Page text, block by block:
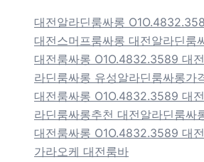
대전알라딘룸싸롱
대전스머프룸싸롱 대전알라딘룸
대전룸싸롱 O1O.4832.3589 대
라딘룸싸롱 유성알라딘룸싸롱가
대전룸싸롱 O1O.4832.3589 대
라딘룸싸롱추천 대전알라딘룸싸
대전룸싸롱 O1O.4832.3589 대
가라오케 대전룸바